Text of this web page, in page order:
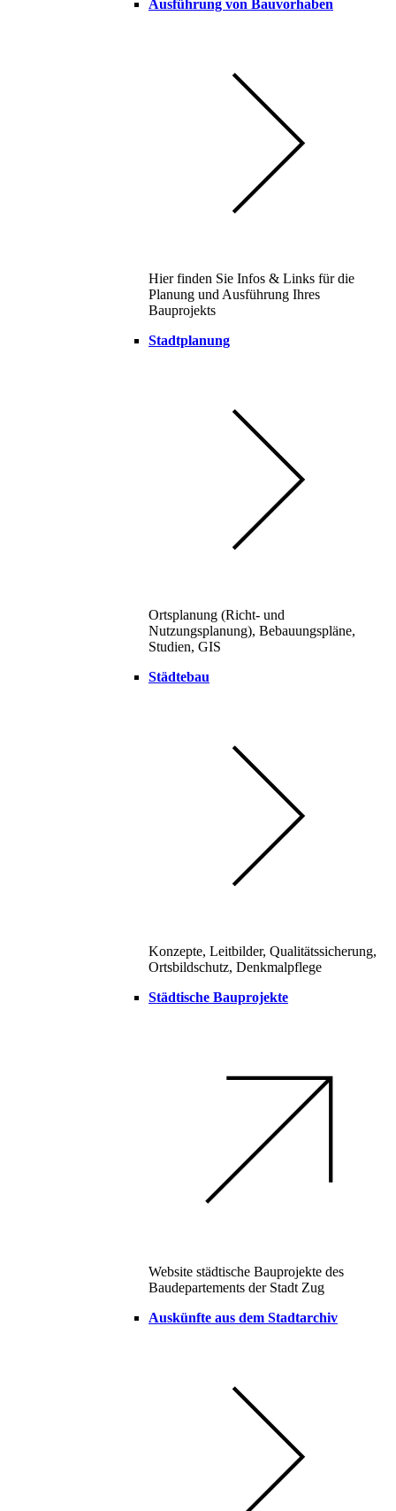
Ausführung von Bauvorhaben
Hier finden Sie Infos & Links für die
Planung und Ausführung Ihres
Bauprojekts
Stadtplanung
Ortsplanung (Richt- und
Nutzungsplanung), Bebauungspläne,
Studien, GIS
Städtebau
Konzepte, Leitbilder, Qualitätssicherung,
Ortsbildschutz, Denkmalpflege
Städtische Bauprojekte
Website städtische Bauprojekte des
Baudepartements der Stadt Zug
Auskünfte aus dem Stadtarchiv